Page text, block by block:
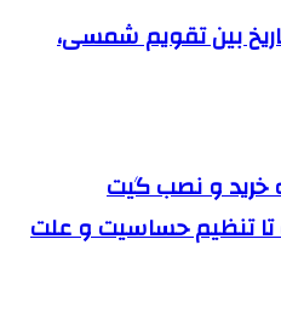
بین تقویم شمسی،
خرید و نصب گیت
تنظیم حساسیت و علت